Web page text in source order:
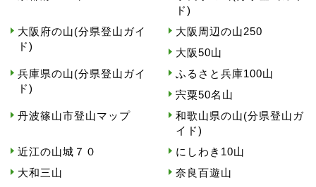
ド)
大阪府の山(分県登山ガイ
ド)
大阪周辺の山250
大阪50山
兵庫県の山(分県登山ガイ
ド)
ふるさと兵庫100山
宍粟50名山
丹波篠山市登山マップ
和歌山県の山(分県登山ガ
イド)
近江の山城７０
にしわき10山
大和三山
奈良百遊山